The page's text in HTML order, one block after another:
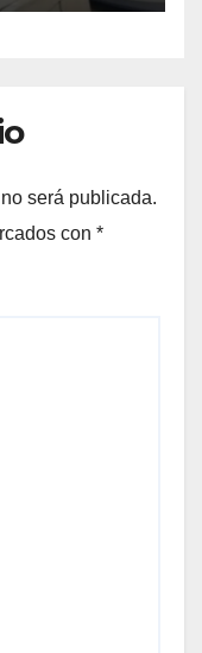
será publicada.
con *